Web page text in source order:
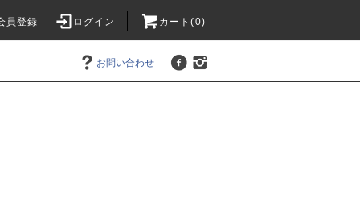
員登録 ログイン カート(0)
お問い合わせ